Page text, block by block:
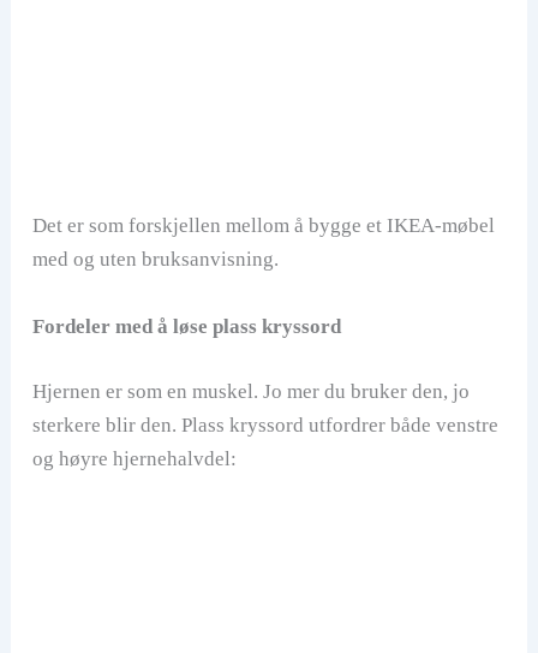
Det er som forskjellen mellom å bygge et IKEA-møbel
med og uten bruksanvisning.
Fordeler med å løse plass kryssord
Hjernen er som en muskel. Jo mer du bruker den, jo
sterkere blir den. Plass kryssord utfordrer både venstre
og høyre hjernehalvdel: